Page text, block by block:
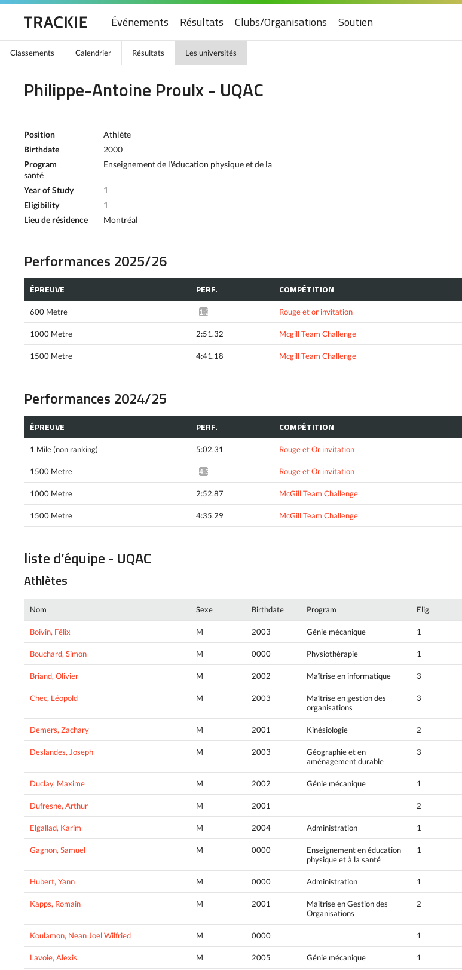
Événements Résultats Clubs/Organisations Soutien
Classements Calendrier Résultats Les universités
Philippe-Antoine Proulx - UQAC
Position
Athlète
Birthdate
2000
Program
Enseignement de l'éducation physique et de la
santé
Year of Study
1
Eligibility
1
Lieu de résidence
Montréal
Performances 2025/26
ÉPREUVE PERF. COMPÉTITION
600 Metre 1:31.71* Rouge et or invitation
1000 Metre 2:51.32 Mcgill Team Challenge
1500 Metre 4:41.18 Mcgill Team Challenge
Performances 2024/25
ÉPREUVE PERF. COMPÉTITION
1 Mile (non ranking) 5:02.31 Rouge et Or invitation
1500 Metre 4:36.80^ Rouge et Or invitation
1000 Metre 2:52.87 McGill Team Challenge
1500 Metre 4:35.29 McGill Team Challenge
liste d’équipe - UQAC
Athlètes
Nom Sexe Birthdate Program Elig.
Boivin, Félix M 2003 Génie mécanique 1
Bouchard, Simon M 0000 Physiothérapie 1
Briand, Olivier M 2002 Maîtrise en informatique 3
Chec, Léopold M 2003
Maîtrise en gestion des
organisations
3
Demers, Zachary M 2001 Kinésiologie 2
Deslandes, Joseph M 2003
Géographie et en
aménagement durable
3
Duclay, Maxime M 2002 Génie mécanique 1
Dufresne, Arthur M 2001 2
Elgallad, Karim M 2004 Administration 1
Gagnon, Samuel M 0000
Enseignement en éducation
physique et à la santé
1
Hubert, Yann M 0000 Administration 1
Kapps, Romain M 2001
Maitrise en Gestion des
Organisations
2
Koulamon, Nean Joel Wilfried M 0000 1
Lavoie, Alexis M 2005 Génie mécanique 1